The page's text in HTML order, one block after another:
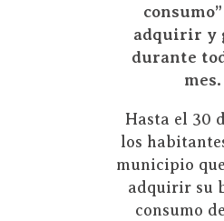
adquirir y
durante
mes.
Hasta el 30
los
municipio
adquirir su
consumo